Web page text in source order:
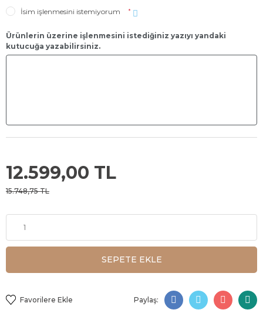
İsim işlenmesini istemiyorum
*
Ürünlerin üzerine işlenmesini istediğiniz yazıyı yandaki
kutucuğa yazabilirsiniz.
12.599,00 TL
15.748,75 TL
SEPETE EKLE
Paylaş: